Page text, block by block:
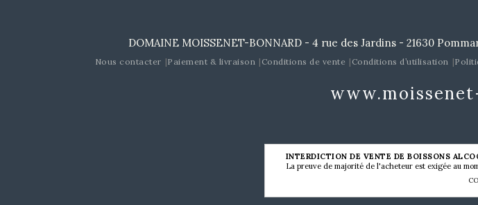
DOMAINE MOISSENET-BONNARD - 4 rue des Jardins - 21630
Nous contacter Paiement & livraison Conditions de vente Conditions d’utilisation
INTERDICTION DE VENTE DE BOISSONS
La preuve de majorité de l'acheteur est exigée au